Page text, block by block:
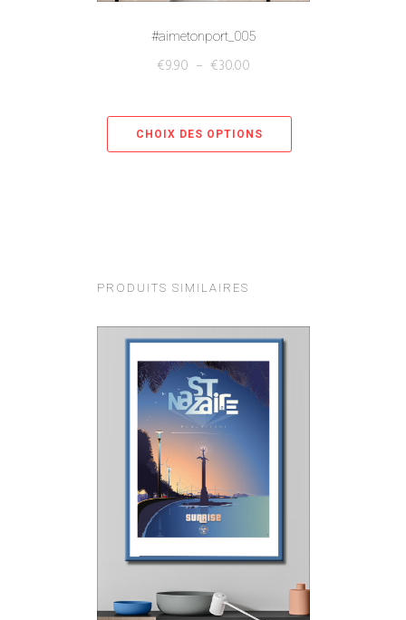
#aimetonport_005
€9.90 – €30.00
CHOIX DES OPTIONS
PRODUITS SIMILAIRES